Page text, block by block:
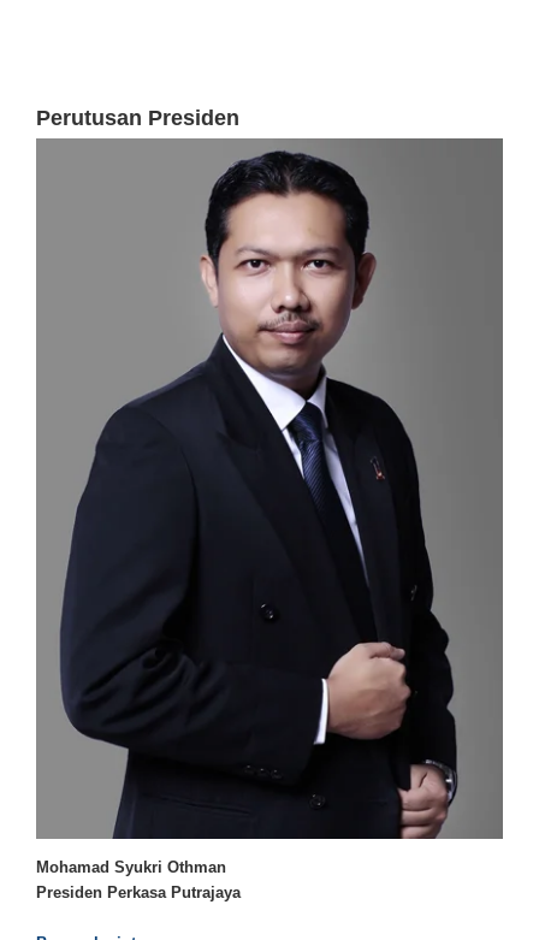
Perutusan Presiden
Mohamad Syukri Othman
Presiden Perkasa Putrajaya